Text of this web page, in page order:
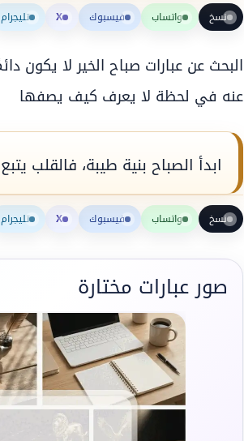
نسخ واتساب فيسبوك X تليجرام
البحث عن عبارات صباح الخير لا يكون
عنه في لحظة لا يعرف كيف يصفها
ابدأ الصباح بنية طيبة، فالقلب
نسخ واتساب فيسبوك X تليجرام
صور عبارات مختارة